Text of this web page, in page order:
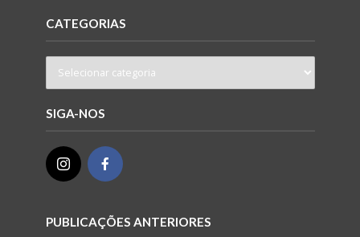
CATEGORIAS
SIGA-NOS
PUBLICAÇÕES ANTERIORES